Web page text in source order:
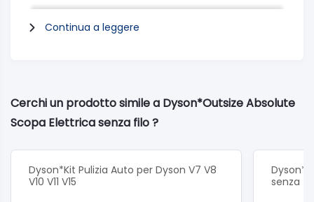
I rulli della spazzola Laser Slim Fluffy sotto l'acqua
possono essere puliti con un panno per rimuovere
l'accumulo di polvere e ridurre al minimo gli odori.
Contenitore del 150% più capiente, Meno
Continua a leggere
Cerchi un prodotto simile a Dyson*Outsize Absolute
Scopa Elettrica senza filo ?
Dyson*Kit Pulizia Auto per Dyson V7 V8
V10 V11 V15
senza fili